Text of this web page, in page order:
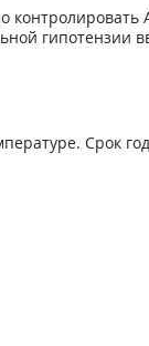
гипотензии
Срок